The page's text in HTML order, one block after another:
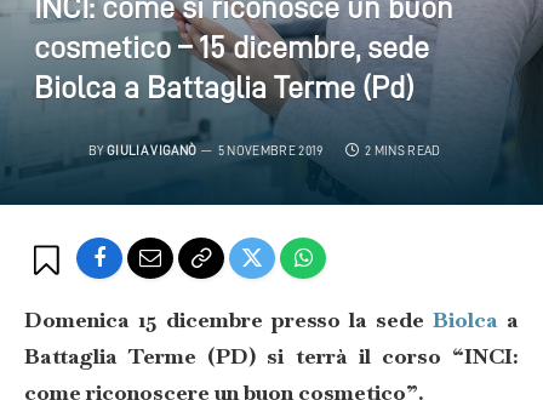
INCI: come si riconosce un buon
cosmetico – 15 dicembre, sede
Biolca a Battaglia Terme (Pd)
BY GIULIA VIGANÒ 5 NOVEMBRE 2019 2 MINS READ
Domenica 15 dicembre presso la sede Biolca a
Battaglia Terme (PD) si terrà il corso “INCI:
come riconoscere un buon cosmetico”.